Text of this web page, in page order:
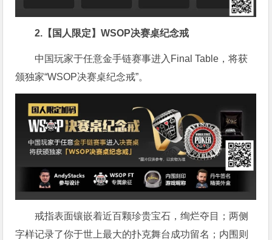
2.【国人限定】WSOP决赛桌纪念戒
中国玩家于任意金手链赛事进入Final Table，将获
颁独家“WSOP决赛桌纪念戒”。
戒指表面镶嵌着近百颗珍贵宝石，绚烂夺目；两侧
字样记录了你于世上最大的扑克舞台成功留名；内围则